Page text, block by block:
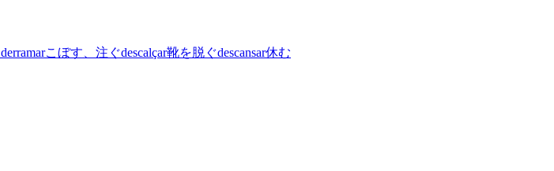
derramarこぼす、注ぐdescalçar靴を脱ぐdescansar休む